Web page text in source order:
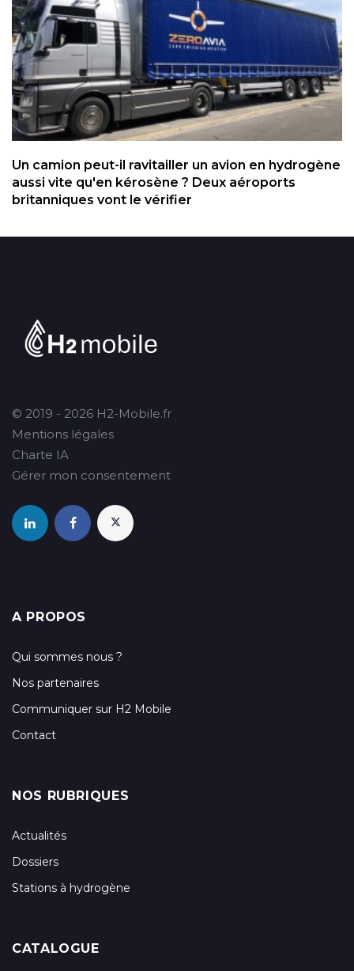
Un camion peut-il ravitailler un avion en hydrogène
aussi vite qu'en kérosène ? Deux aéroports
britanniques vont le vérifier
© 2019 - 2026 H2-Mobile.fr
Mentions légales
Charte IA
Gérer mon consentement
A PROPOS
Qui sommes nous ?
Nos partenaires
Communiquer sur H2 Mobile
Contact
NOS RUBRIQUES
Actualités
Dossiers
Stations à hydrogène
CATALOGUE